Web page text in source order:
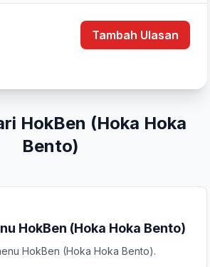
Tambah Ulasan
HokBen (Hoka Hoka
Bento)
HokBen (Hoka Hoka Bento)
HokBen (Hoka Hoka Bento).